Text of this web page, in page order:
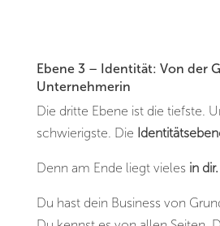
Ebene 3 – Identität: Von der
Unternehmerin
Die dritte Ebene ist die tiefste.
schwierigste. Die
Denn am Ende liegt vieles in dir.
Du hast dein Business von